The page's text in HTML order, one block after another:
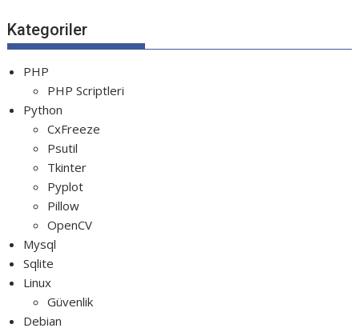
Python Transparent Proxy Server
Kategoriler
PHP
PHP Scriptleri
Python
CxFreeze
Psutil
Tkinter
Pyplot
Pillow
OpenCV
Mysql
Sqlite
Linux
Güvenlik
Debian